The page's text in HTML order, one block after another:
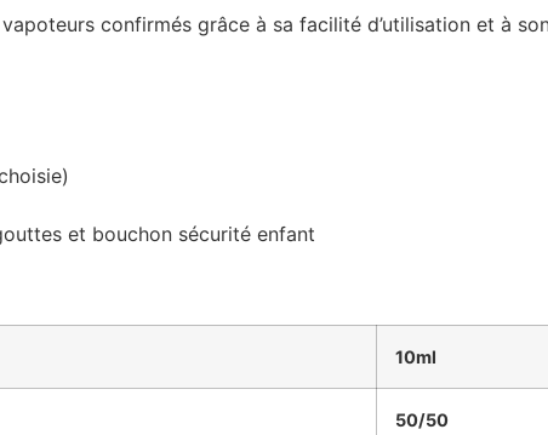
confirmés grâce à sa facilité d’utilisation et à
et bouchon sécurité enfant
10ml
50/50